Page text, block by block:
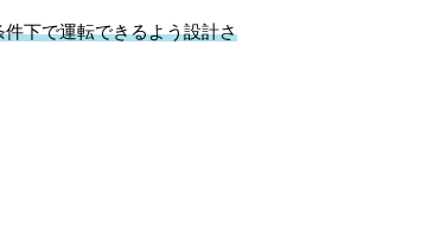
下で運転できるよう設計さ